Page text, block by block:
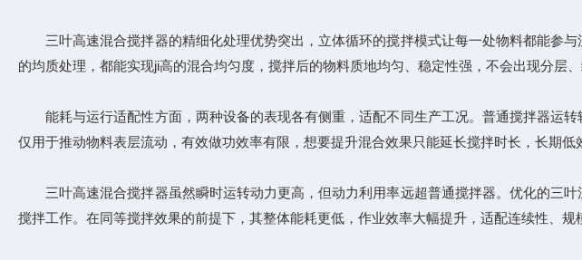
三叶高速混合搅拌器的精细化处理优势突出，立体循环的搅拌模式让每一处物料都能参
的均质处理，都能实现ji高的混合均匀度，搅拌后的物料质地均匀、稳定性强，不会出现分层
能耗与运行适配性方面，两种设备的表现各有侧重，适配不同生产工况。普通搅拌器运
仅用于推动物料表层流动，有效做功效率有限，想要提升混合效果只能延长搅拌时长，长期低
三叶高速混合搅拌器虽然瞬时运转动力更高，但动力利用率远超普通搅拌器。优化的三
搅拌工作。在同等搅拌效果的前提下，其整体能耗更低，作业效率大幅提升，适配连续性、规